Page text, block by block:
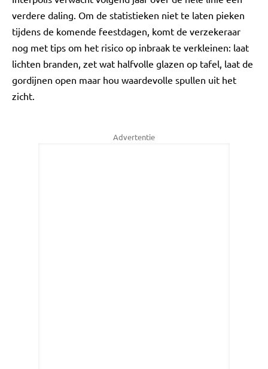
verdere daling. Om de statistieken niet te laten pieken
tijdens de komende feestdagen, komt de verzekeraar
nog met tips om het risico op inbraak te verkleinen: laat
lichten branden, zet wat halfvolle glazen op tafel, laat de
gordijnen open maar hou waardevolle spullen uit het
zicht.
Advertentie